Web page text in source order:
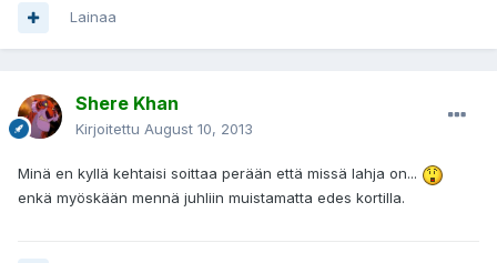
Lainaa
Shere Khan
Kirjoitettu August 10, 2013
Minä en kyllä kehtaisi soittaa perään että missä lahja on...
enkä myöskään mennä juhliin muistamatta edes kortilla.